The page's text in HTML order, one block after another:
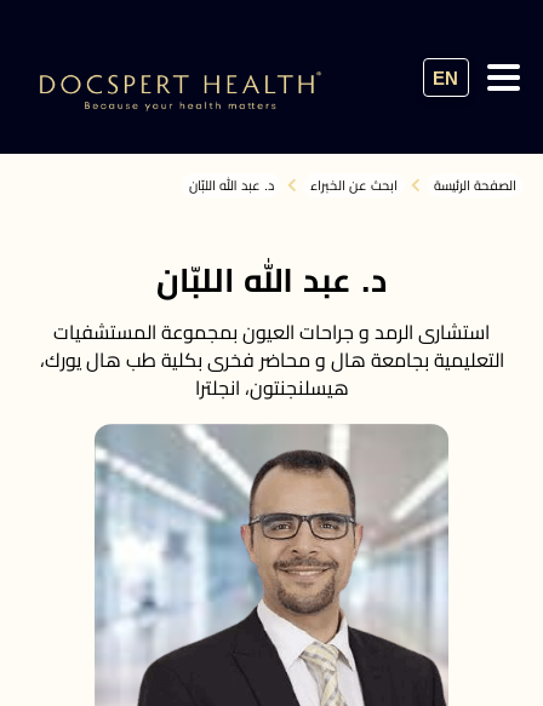
EN
الصفحة الرئيسة ابحث عن الخبراء د. عبد الله اللبّان
د. عبد الله اللبّان
استشارى الرمد و جراحات العيون بمجموعة المستشفيات
التعليمية بجامعة هال و محاضر فخرى بكلية طب هال يورك،
هيسلنجنتون، انجلترا